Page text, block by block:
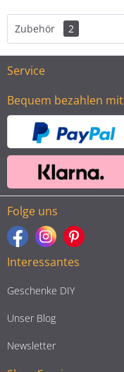
Zubehör 2
Service
Bequem bezahlen mit
Folge uns
Interessantes
Geschenke DIY
Unser Blog
Newsletter